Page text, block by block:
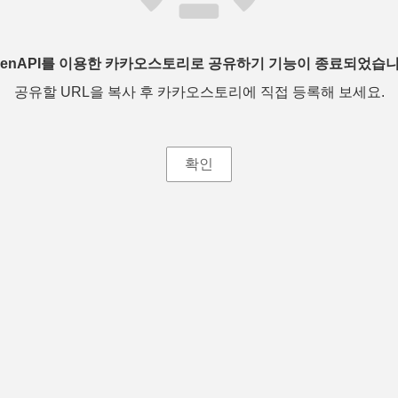
를 이용한 카카오스토리로 공유하기 기능이 종료되었습
공유할 URL을 복사 후 카카오스토리에 직접 등록해 보세요.
확인